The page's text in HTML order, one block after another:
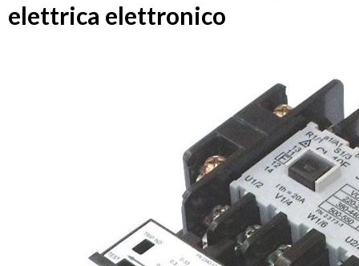
elettrica elettronico